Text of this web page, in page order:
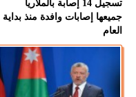
تسجيل 14 إصابة بالملاريا
جميعها إصابات وافدة منذ بداية
العام